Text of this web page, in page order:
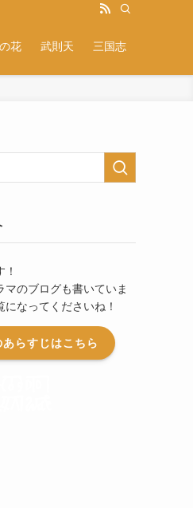
花 武則天 三国志
のブログも書いていま
なってくださいね！
らすじはこちら